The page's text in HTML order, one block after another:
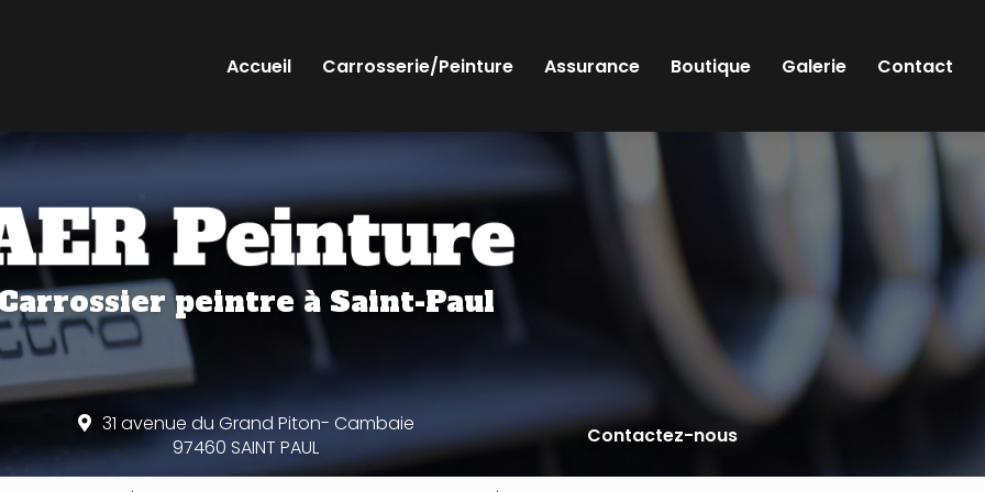
Accueil Carrosserie/Peinture Assurance Boutique Galerie Contact
peintreà Saint-Paul
31 avenue du Grand Piton- Cambaie
97460 SAINT PAUL
Contactez-nous